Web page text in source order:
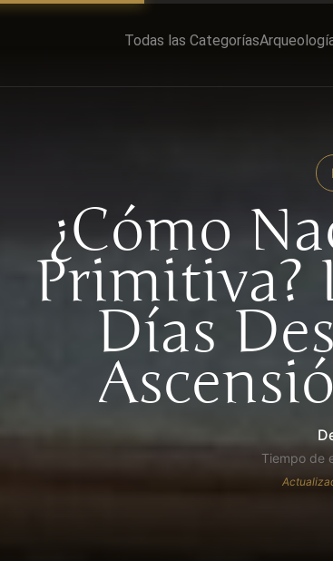
Todas las Categorías
¿Cómo
Primitiva?
Días
Tiempo de